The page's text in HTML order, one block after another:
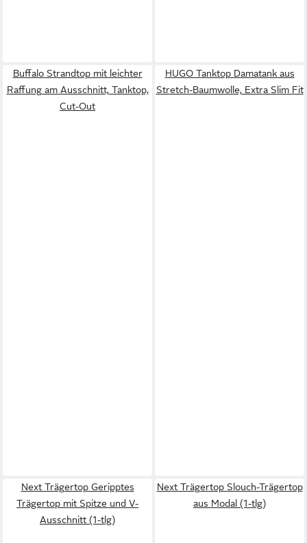
Buffalo Strandtop mit leichter
Raffung am Ausschnitt, Tanktop,
Cut-Out
HUGO Tanktop Damatank aus
Stretch-Baumwolle, Extra Slim Fit
Next Trägertop Geripptes
Trägertop mit Spitze und V-
Ausschnitt (1-tlg)
Next Trägertop Slouch-Trägertop
aus Modal (1-tlg)